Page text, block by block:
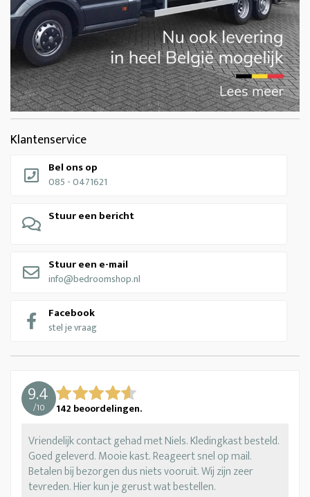
Klantenservice
Bel ons op
085 - 0471621
Stuur een bericht
Stuur een e-mail
info@bedroomshop.nl
Facebook
stel je vraag
9.4
/10 142 beoordelingen.
Vriendelijk contact gehad met Niels. Kledingkast besteld.
Goed geleverd. Mooie kast. Reageert snel op mail.
Betalen bij bezorgen dus niets vooruit. Wij zijn zeer
tevreden. Hier kun je gerust wat bestellen.